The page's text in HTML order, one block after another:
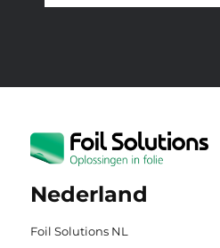
Nederland
Foil Solutions NL